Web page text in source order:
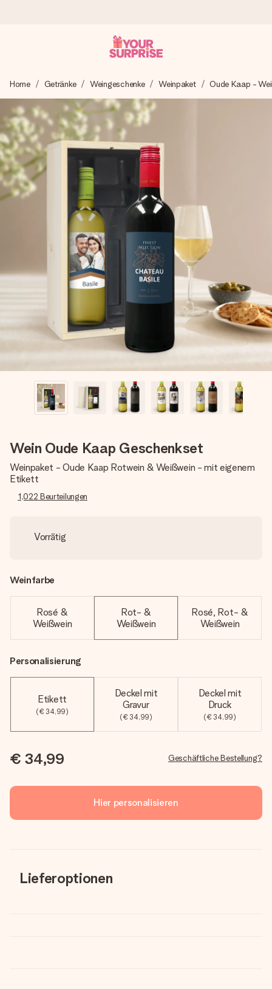
Wir bereiten dein Geschenk sorgfältig vor und schicken es
blitzschnell – damit du es genau zum richtigen Zeitpunkt
überreichen kannst, wenn es am meisten zählt.
4,8 (basierend auf +15.000 Bewertungen)
Unsere Geschenke begeistern. Kunden bewerten uns mit
4,8 bei Google Reviews (Gesamtergebnis aller Länder, in
die wir versenden).
Mit Liebe gemacht, im Handumdrehen
Erstelle etwas Einzigartiges in wenigen Schritten – mit
ihrem Namen, deinem Foto oder einer Nachricht von
Herzen. Kein Stress, nur pure Liebe für den perfekten
Moment.
Home Getränke Weingeschenke Weinpaket Oude Kaap -
Wein Oude Kaap Geschenkset
Weinpaket - Oude Kaap Rotwein & Weißwein - mit eigenem
Etikett
1,022 Beurteilungen
Vorrätig
Weinfarbe
Rosé &
Weißwein
Rot- &
Weißwein
Rosé, Rot- &
Weißwein
Personalisierung
Etikett
(€ 34,99)
Deckel mit
Gravur
(€ 34,99)
Deckel mit
Druck
(€ 34,99)
€ 34,99 Geschäftliche Bestellung?
Hier personalisieren
Lieferoptionen